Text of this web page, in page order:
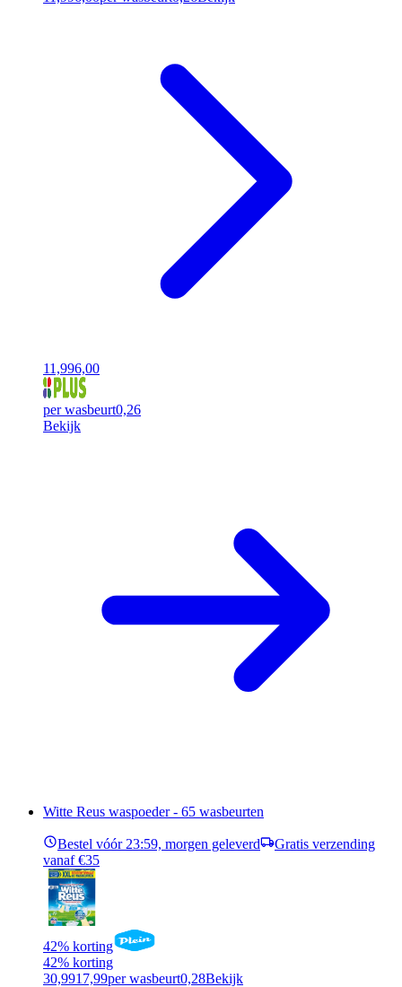
11,996,00
per wasbeurt0,26
Bekijk
Witte Reus waspoeder - 65 wasbeurten
Bestel vóór 23:59, morgen geleverd
Gratis verzending
vanaf €35
42% korting
42% korting
30,9917,99per wasbeurt0,28Bekijk